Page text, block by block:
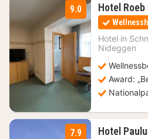
9.0 Hotel Roeb
Hotel in
Nideggen
Award:
7.9 Hotel